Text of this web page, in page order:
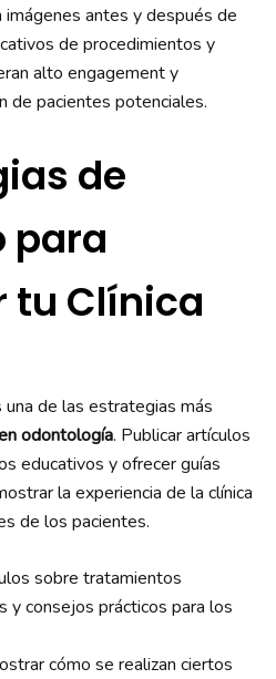
antes y después de
de procedimientos y
alto engagement y
de pacientes potenciales.
de
para
tu Clínica
de las estrategias más
odontología. Publicar artículos
educativos y ofrecer guías
la experiencia de la clínica
de los pacientes.
sobre tratamientos
y consejos prácticos para los
cómo se realizan ciertos